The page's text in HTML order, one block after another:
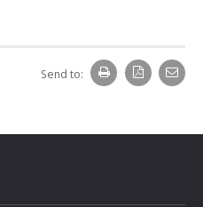
Send to: